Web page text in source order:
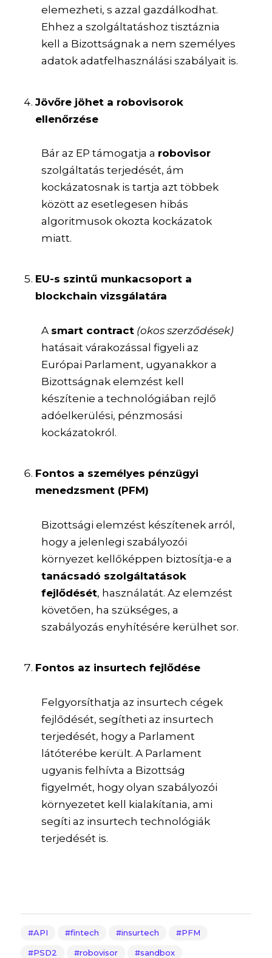
elemezheti, s azzal gazdálkodhat.
Ehhez a szolgáltatáshoz tisztáznia
kell a Bizottságnak a nem személyes
adatok adatfelhasználási szabályait is.
Jövőre jöhet a robovisorok
ellenőrzése
Bár az EP támogatja a robovisor
szolgáltatás terjedését, ám
kockázatosnak is tartja azt többek
között az esetlegesen hibás
algoritmusok okozta kockázatok
miatt.
EU-s szintű munkacsoport a
blockchain vizsgálatára
A smart contract (okos szerződések)
hatásait várakozással figyeli az
Európai Parlament, ugyanakkor a
Bizottságnak elemzést kell
készítenie a technológiában rejlő
adóelkerülési, pénzmosási
kockázatokról.
Fontos a személyes pénzügyi
menedzsment (PFM)
Bizottsági elemzést készítenek arról,
hogy a jelenlegi szabályozói
környezet kellőképpen biztosítja-e a
tanácsadó szolgáltatások
fejlődését, használatát. Az elemzést
követően, ha szükséges, a
szabályozás enyhítésére kerülhet sor.
Fontos az insurtech fejlődése
Felgyorsíthatja az insurtech cégek
fejlődését, segítheti az insurtech
terjedését, hogy a Parlament
látóterébe került. A Parlament
ugyanis felhívta a Bizottság
figyelmét, hogy olyan szabályozói
környezetet kell kialakítania, ami
segíti az insurtech technológiák
terjedését is.
API fintech insurtech PFM
PSD2 robovisor sandbox